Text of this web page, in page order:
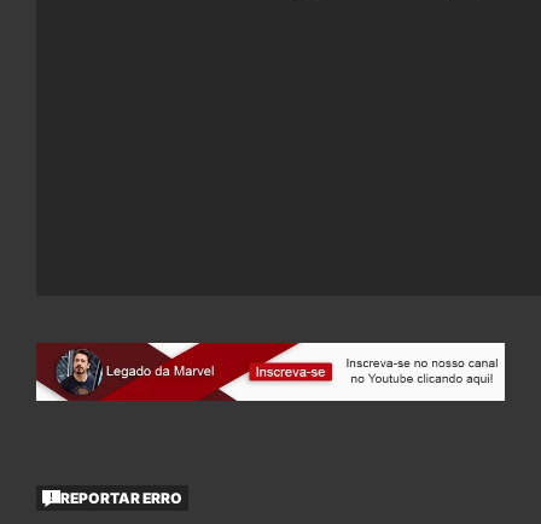
REPORTAR ERRO